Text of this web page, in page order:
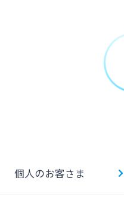
みやぎん
個人のお客さま